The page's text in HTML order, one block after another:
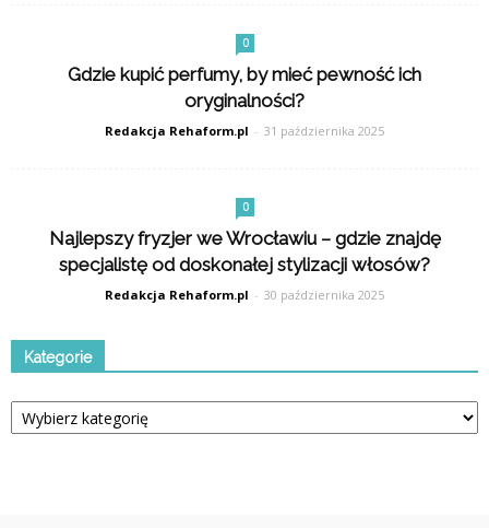
0
Gdzie kupić perfumy, by mieć pewność ich
oryginalności?
Redakcja Rehaform.pl - 31 października 2025
0
Najlepszy fryzjer we Wrocławiu – gdzie znajdę
specjalistę od doskonałej stylizacji włosów?
Redakcja Rehaform.pl - 30 października 2025
Kategorie
Kategorie